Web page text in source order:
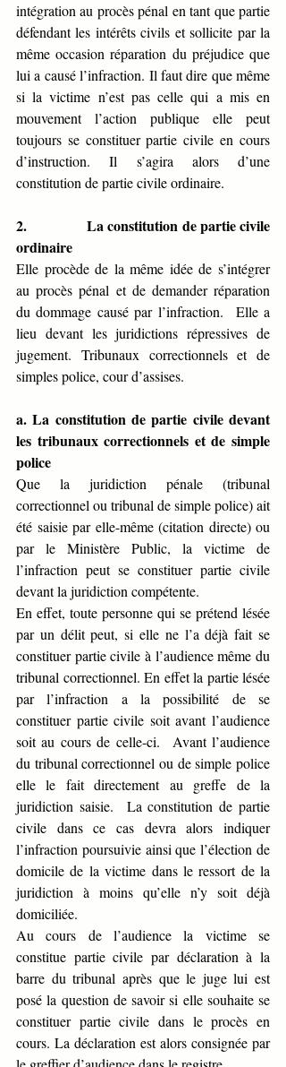
intégration au procès pénal en tant que partie
défendant les intérêts civils et sollicite par la
même occasion réparation du préjudice que
lui a causé l’infraction. Il faut dire que même
si la victime n’est pas celle qui a mis en
mouvement l’action publique elle peut
toujours se constituer partie civile en cours
d’instruction. Il s’agira alors d’une
constitution de partie civile ordinaire.
2. La constitution de partie civile
ordinaire
Elle procède de la même idée de s’intégrer
au procès pénal et de demander réparation
du dommage causé par l’infraction.  Elle a
lieu devant les juridictions répressives de
jugement. Tribunaux correctionnels et de
simples police, cour d’assises.
a. La constitution de partie civile devant
les tribunaux correctionnels et de simple
police
Que la juridiction pénale (tribunal
correctionnel ou tribunal de simple police) ait
été saisie par elle-même (citation directe) ou
par le Ministère Public, la victime de
l’infraction peut se constituer partie civile
devant la juridiction compétente.
En effet, toute personne qui se prétend lésée
par un délit peut, si elle ne l’a déjà fait se
constituer partie civile à l’audience même du
tribunal correctionnel. En effet la partie lésée
par l’infraction a la possibilité de se
constituer partie civile soit avant l’audience
soit au cours de celle-ci.  Avant l’audience
du tribunal correctionnel ou de simple police
elle le fait directement au greffe de la
juridiction saisie.  La constitution de partie
civile dans ce cas devra alors indiquer
l’infraction poursuivie ainsi que l’élection de
domicile de la victime dans le ressort de la
juridiction à moins qu’elle n’y soit déjà
domiciliée.
Au cours de l’audience la victime se
constitue partie civile par déclaration à la
barre du tribunal après que le juge lui est
posé la question de savoir si elle souhaite se
constituer partie civile dans le procès en
cours. La déclaration est alors consignée par